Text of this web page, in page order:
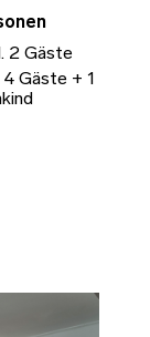
2 Gäste
4 Gäste + 1